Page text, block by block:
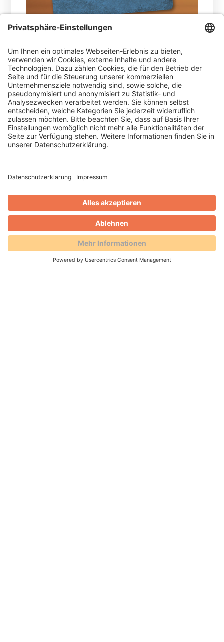
14.04.2026-Bayreuth zeigt: City-Gutscheine
funktionieren auch im ÖPNV. Warum das
Modell für Städte spannend ist – und welche
Lösungen die AVS bereits umsetzen.
WEITERLESEN
Blog Thomas Leitmannstetter
Aus Frequenz wird Erlebnis:
Innenstadt neu gedacht